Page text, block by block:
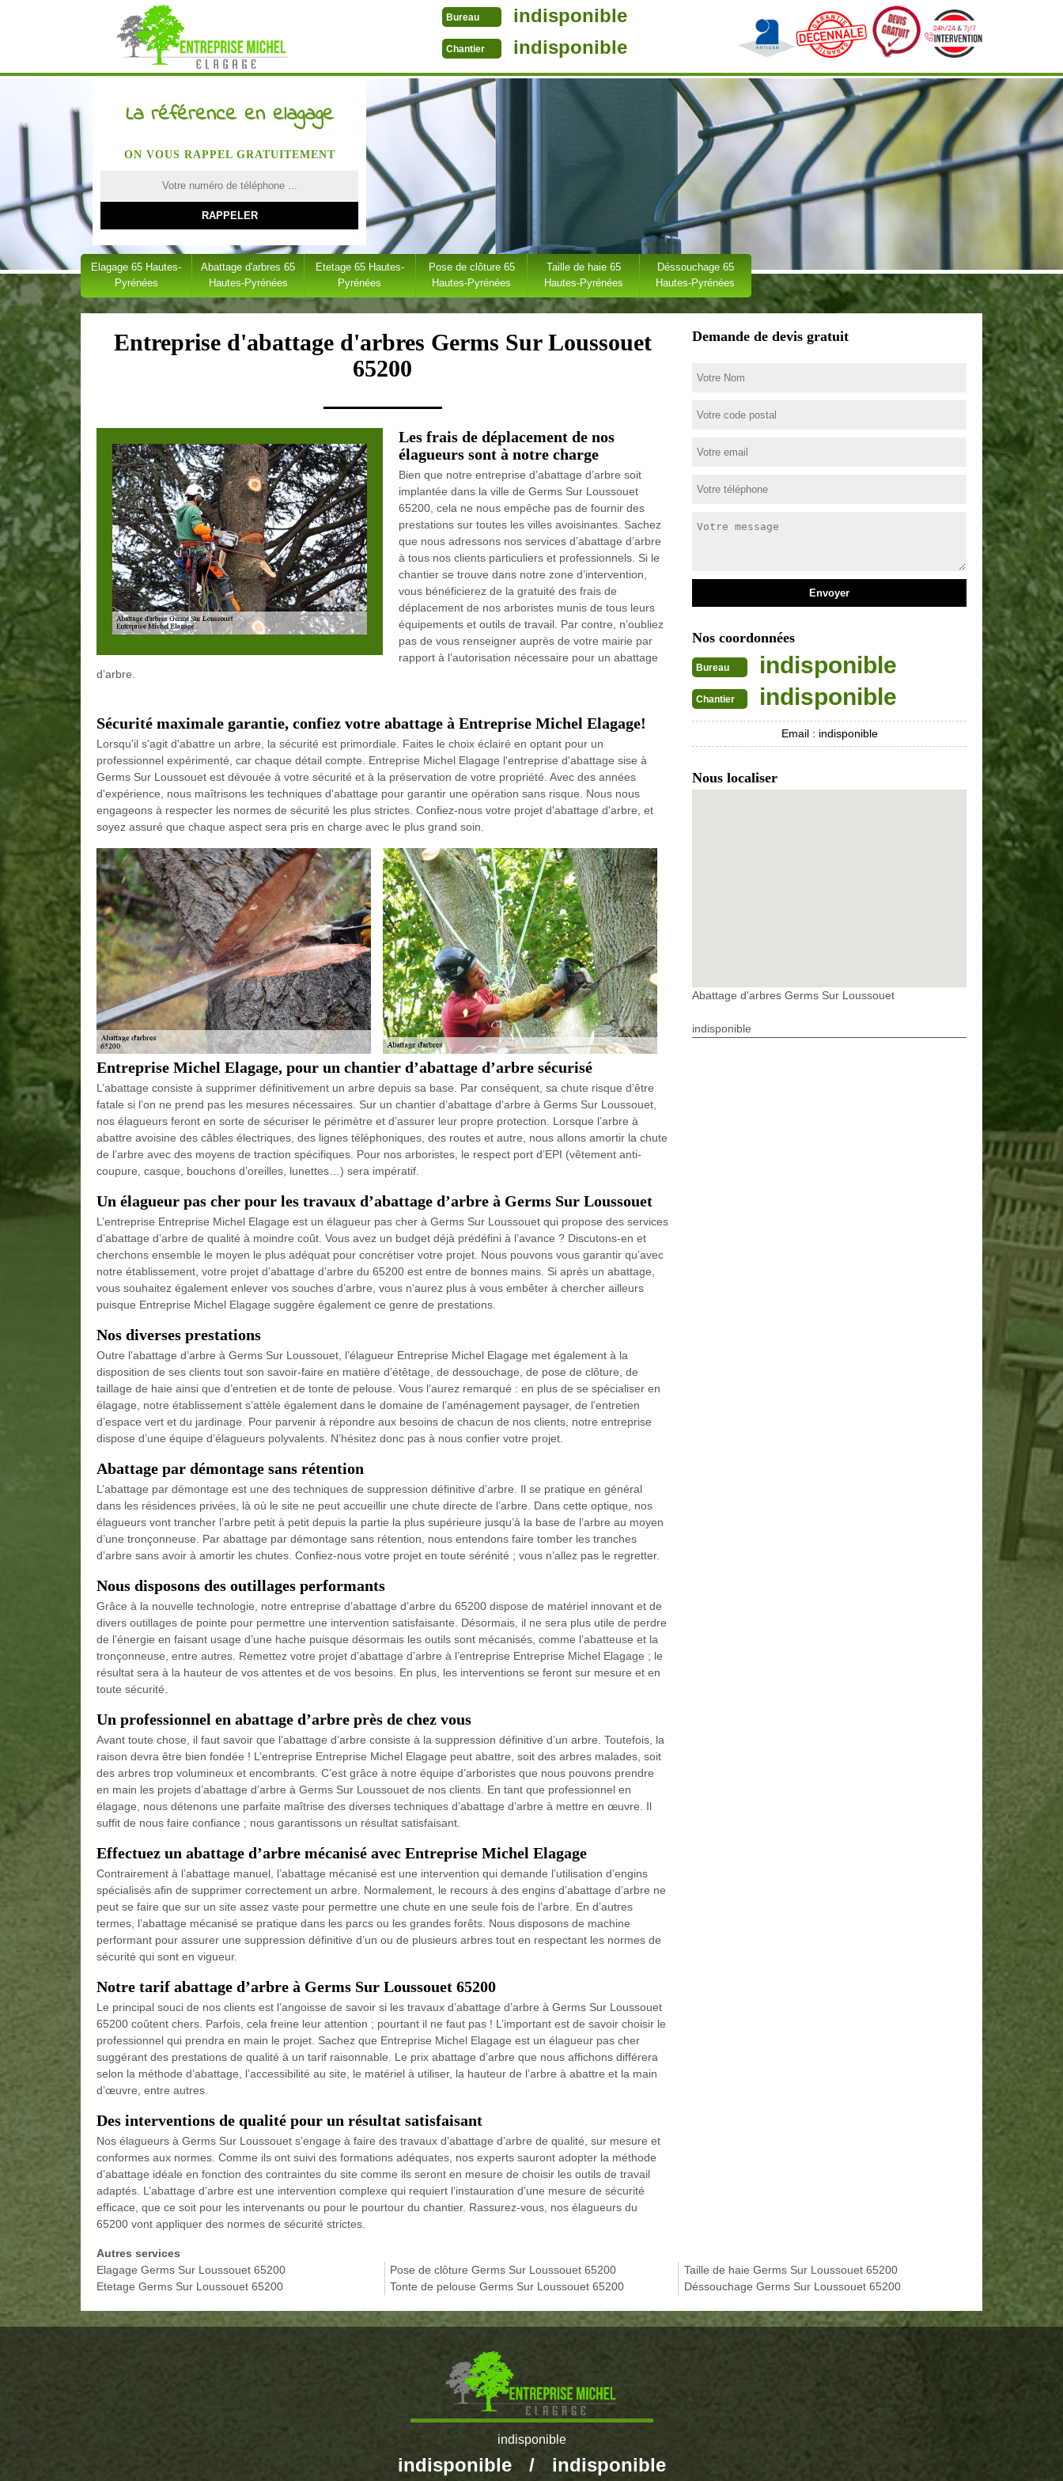
Bureau indisponible
Chantier indisponible
La référence en elagage
ON VOUS RAPPEL GRATUITEMENT
Elagage 65 Hautes-
Pyrénées
Abattage d'arbres 65
Hautes-Pyrénées
Etetage 65 Hautes-
Pyrénées
Pose de clôture 65
Hautes-Pyrénées
Taille de haie 65
Hautes-Pyrénées
Déssouchage 65
Hautes-Pyrénées
Entreprise d'abattage d'arbres Germs Sur Loussouet
65200
Les frais de déplacement de nos
élagueurs sont à notre charge
Bien que notre entreprise d’abattage d’arbre soit
implantée dans la ville de Germs Sur Loussouet
65200, cela ne nous empêche pas de fournir des
prestations sur toutes les villes avoisinantes. Sachez
que nous adressons nos services d’abattage d’arbre
à tous nos clients particuliers et professionnels. Si le
chantier se trouve dans notre zone d’intervention,
vous bénéficierez de la gratuité des frais de
déplacement de nos arboristes munis de tous leurs
équipements et outils de travail. Par contre, n’oubliez
pas de vous renseigner auprès de votre mairie par
rapport à l’autorisation nécessaire pour un abattage
d’arbre.
Sécurité maximale garantie, confiez votre abattage à Entreprise Michel Elagage!
Lorsqu'il s'agit d'abattre un arbre, la sécurité est primordiale. Faites le choix éclairé en optant pour un
professionnel expérimenté, car chaque détail compte. Entreprise Michel Elagage l'entreprise d'abattage sise à
Germs Sur Loussouet est dévouée à votre sécurité et à la préservation de votre propriété. Avec des années
d'expérience, nous maîtrisons les techniques d'abattage pour garantir une opération sans risque. Nous nous
engageons à respecter les normes de sécurité les plus strictes. Confiez-nous votre projet d'abattage d'arbre, et
soyez assuré que chaque aspect sera pris en charge avec le plus grand soin.
Entreprise Michel Elagage, pour un chantier d’abattage d’arbre sécurisé
L’abattage consiste à supprimer définitivement un arbre depuis sa base. Par conséquent, sa chute risque d’être
fatale si l’on ne prend pas les mesures nécessaires. Sur un chantier d’abattage d’arbre à Germs Sur Loussouet,
nos élagueurs feront en sorte de sécuriser le périmètre et d’assurer leur propre protection. Lorsque l’arbre à
abattre avoisine des câbles électriques, des lignes téléphoniques, des routes et autre, nous allons amortir la chute
de l’arbre avec des moyens de traction spécifiques. Pour nos arboristes, le respect port d’EPI (vêtement anti-
coupure, casque, bouchons d’oreilles, lunettes…) sera impératif.
Un élagueur pas cher pour les travaux d’abattage d’arbre à Germs Sur Loussouet
L’entreprise Entreprise Michel Elagage est un élagueur pas cher à Germs Sur Loussouet qui propose des services
d’abattage d’arbre de qualité à moindre coût. Vous avez un budget déjà prédéfini à l’avance ? Discutons-en et
cherchons ensemble le moyen le plus adéquat pour concrétiser votre projet. Nous pouvons vous garantir qu’avec
notre établissement, votre projet d’abattage d’arbre du 65200 est entre de bonnes mains. Si après un abattage,
vous souhaitez également enlever vos souches d’arbre, vous n’aurez plus à vous embêter à chercher ailleurs
puisque Entreprise Michel Elagage suggère également ce genre de prestations.
Nos diverses prestations
Outre l’abattage d’arbre à Germs Sur Loussouet, l’élagueur Entreprise Michel Elagage met également à la
disposition de ses clients tout son savoir-faire en matière d’étêtage, de dessouchage, de pose de clôture, de
taillage de haie ainsi que d’entretien et de tonte de pelouse. Vous l’aurez remarqué : en plus de se spécialiser en
élagage, notre établissement s’attèle également dans le domaine de l’aménagement paysager, de l’entretien
d’espace vert et du jardinage. Pour parvenir à répondre aux besoins de chacun de nos clients, notre entreprise
dispose d’une équipe d’élagueurs polyvalents. N’hésitez donc pas à nous confier votre projet.
Abattage par démontage sans rétention
L’abattage par démontage est une des techniques de suppression définitive d’arbre. Il se pratique en général
dans les résidences privées, là où le site ne peut accueillir une chute directe de l’arbre. Dans cette optique, nos
élagueurs vont trancher l’arbre petit à petit depuis la partie la plus supérieure jusqu’à la base de l’arbre au moyen
d’une tronçonneuse. Par abattage par démontage sans rétention, nous entendons faire tomber les tranches
d’arbre sans avoir à amortir les chutes. Confiez-nous votre projet en toute sérénité ; vous n’allez pas le regretter.
Nous disposons des outillages performants
Grâce à la nouvelle technologie, notre entreprise d’abattage d’arbre du 65200 dispose de matériel innovant et de
divers outillages de pointe pour permettre une intervention satisfaisante. Désormais, il ne sera plus utile de perdre
de l’énergie en faisant usage d’une hache puisque désormais les outils sont mécanisés, comme l’abatteuse et la
tronçonneuse, entre autres. Remettez votre projet d’abattage d’arbre à l’entreprise Entreprise Michel Elagage ; le
résultat sera à la hauteur de vos attentes et de vos besoins. En plus, les interventions se feront sur mesure et en
toute sécurité.
Un professionnel en abattage d’arbre près de chez vous
Avant toute chose, il faut savoir que l’abattage d’arbre consiste à la suppression définitive d’un arbre. Toutefois, la
raison devra être bien fondée ! L’entreprise Entreprise Michel Elagage peut abattre, soit des arbres malades, soit
des arbres trop volumineux et encombrants. C’est grâce à notre équipe d’arboristes que nous pouvons prendre
en main les projets d’abattage d’arbre à Germs Sur Loussouet de nos clients. En tant que professionnel en
élagage, nous détenons une parfaite maîtrise des diverses techniques d’abattage d’arbre à mettre en œuvre. Il
suffit de nous faire confiance ; nous garantissons un résultat satisfaisant.
Effectuez un abattage d’arbre mécanisé avec Entreprise Michel Elagage
Contrairement à l’abattage manuel, l’abattage mécanisé est une intervention qui demande l’utilisation d’engins
spécialisés afin de supprimer correctement un arbre. Normalement, le recours à des engins d’abattage d’arbre ne
peut se faire que sur un site assez vaste pour permettre une chute en une seule fois de l’arbre. En d’autres
termes, l’abattage mécanisé se pratique dans les parcs ou les grandes forêts. Nous disposons de machine
performant pour assurer une suppression définitive d’un ou de plusieurs arbres tout en respectant les normes de
sécurité qui sont en vigueur.
Notre tarif abattage d’arbre à Germs Sur Loussouet 65200
Le principal souci de nos clients est l’angoisse de savoir si les travaux d’abattage d’arbre à Germs Sur Loussouet
65200 coûtent chers. Parfois, cela freine leur attention ; pourtant il ne faut pas ! L’important est de savoir choisir le
professionnel qui prendra en main le projet. Sachez que Entreprise Michel Elagage est un élagueur pas cher
suggérant des prestations de qualité à un tarif raisonnable. Le prix abattage d’arbre que nous affichons différera
selon la méthode d’abattage, l’accessibilité au site, le matériel à utiliser, la hauteur de l’arbre à abattre et la main
d’œuvre, entre autres.
Des interventions de qualité pour un résultat satisfaisant
Nos élagueurs à Germs Sur Loussouet s’engage à faire des travaux d’abattage d’arbre de qualité, sur mesure et
conformes aux normes. Comme ils ont suivi des formations adéquates, nos experts sauront adopter la méthode
d’abattage idéale en fonction des contraintes du site comme ils seront en mesure de choisir les outils de travail
adaptés. L’abattage d’arbre est une intervention complexe qui requiert l’instauration d’une mesure de sécurité
efficace, que ce soit pour les intervenants ou pour le pourtour du chantier. Rassurez-vous, nos élagueurs du
65200 vont appliquer des normes de sécurité strictes.
Demande de devis gratuit
Nos coordonnées
Bureau indisponible
Chantier indisponible
Email : indisponible
Nous localiser
Abattage d'arbres Germs Sur Loussouet
indisponible
Autres services
Elagage Germs Sur Loussouet 65200
Etetage Germs Sur Loussouet 65200
Pose de clôture Germs Sur Loussouet 65200
Tonte de pelouse Germs Sur Loussouet 65200
Taille de haie Germs Sur Loussouet 65200
Déssouchage Germs Sur Loussouet 65200
indisponible
indisponible / indisponible